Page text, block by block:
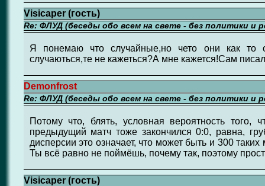
Visicaper (гость)
Re: ФЛУД (беседы обо всем на свете - без политики и
Я понемаю что случайные,но чето они как то
случаються,те не кажеться?А мне кажется!Сам
Demonfrost
Re: ФЛУД (беседы обо всем на свете - без политики и
Потому что, блять, условная вероятность того,
предыдущий матч тоже закончился 0:0, равна,
дисперсии это означает, что может быть и 300
Ты всё равно не поймёшь, почему так, поэтому
Visicaper (гость)